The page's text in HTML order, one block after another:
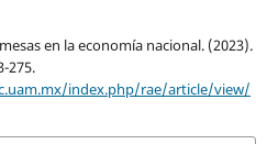
en la economía nacional. (2023).
275.
index.php/rae/article/view/